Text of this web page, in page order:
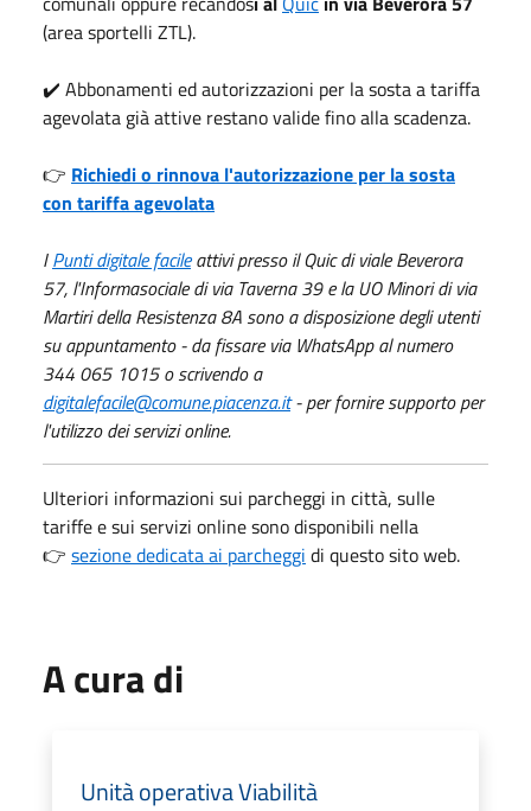
(area sportelli ZTL).
✔️ Abbonamenti ed autorizzazioni per la sosta a tariffa
agevolata già attive restano valide fino alla scadenza.
👉 Richiedi o rinnova l'autorizzazione per la sosta
con tariffa agevolata
IPunti digitale facileattivi presso il Quic di viale Beverora
57, l'Informasociale di via Taverna 39 e la UO Minori di via
Martiri della Resistenza 8A sono a disposizione degli utenti
su appuntamento - da fissare via WhatsApp al numero
344 065 1015 o scrivendo a
digitalefacile@comune.piacenza.it- per fornire supporto per
l'utilizzo dei servizi online.
Ulteriori informazioni sui parcheggi in città, sulle
tariffe e sui servizi online sono disponibili nella
👉 sezione dedicata ai parcheggi di questo sito web.
A cura di
Unità operativa Viabilità